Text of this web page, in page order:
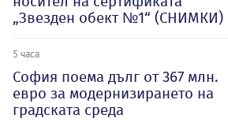
„Звезден обект №1“ (СНИМКИ)
5 часа
София поема дълг от 367 млн.
евро за модернизирането на
градската среда